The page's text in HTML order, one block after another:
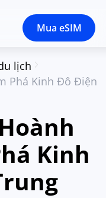
Mua eSIM
lịch
Phá Kinh Đô Điện
Kinh